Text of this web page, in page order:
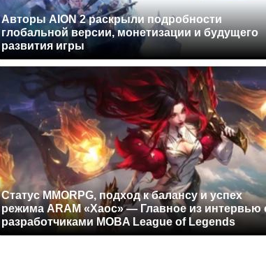
Авторы AION 2 раскрыли подробности
глобальной версии, монетизации и будущего
развития игры
Статус MMORPG, подход к балансу и успех
режима ARAM «Хаос» — Главное из интервью
разработчиками MOBA League of Legends